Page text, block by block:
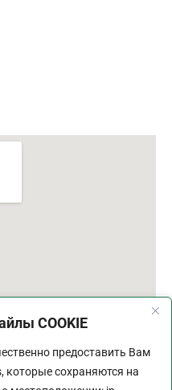
COOKIE
предоставить Вам
которые сохраняются на